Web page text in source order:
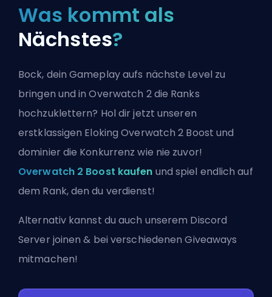
Was kommt als
Nächstes?
Bock, dein Gameplay aufs nächste Level zu
bringen und in Overwatch 2 die Ranks
hochzuklettern? Hol dir jetzt unseren
erstklassigen Eloking Overwatch 2 Boost und
dominier die Konkurrenz wie nie zuvor!
Overwatch 2 Boost kaufen und spiel endlich auf
dem Rank, den du verdienst!
Alternativ kannst du auch unserem Discord
Server joinen & bei verschiedenen Giveaways
mitmachen!